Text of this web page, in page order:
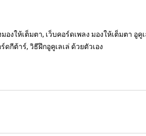
งให้เต็มตา, เว็บคอร์ดเพลง มองให้เต็มตา อูคู
ดกีต้าร์, วิธีฝึกอูคูเลเล่ ด้วยตัวเอง